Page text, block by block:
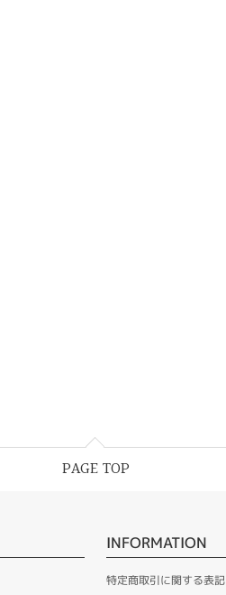
PAGE TOP
INFORMATION
特定商取引に関する表記